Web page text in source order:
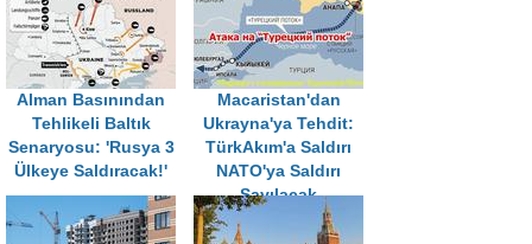
Alman Basınından
Tehlikeli Baltık
Senaryosu: 'Rusya 3
Ülkeye Saldıracak!'
Macaristan'dan
Ukrayna'ya Tehdit:
TürkAkım'a Saldırı
NATO'ya Saldırı
Sayılacak